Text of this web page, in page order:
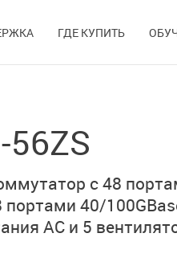
ГДЕ КУПИТЬ
56ZS
с 48
портами 40/
AC и 5